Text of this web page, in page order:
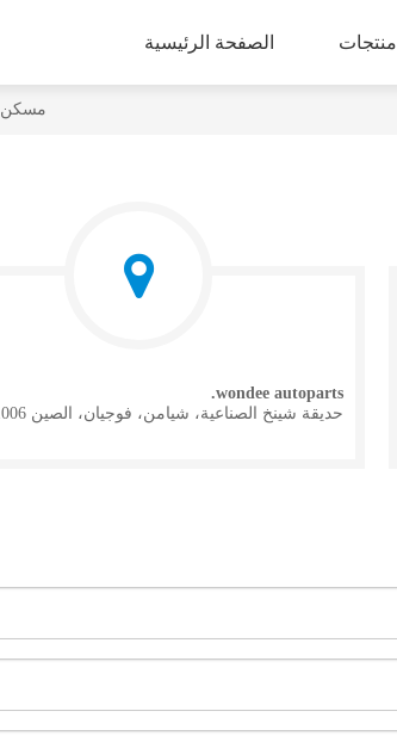
الصفحة الرئيسية منتجات
مسكن
wondee autoparts.
حديقة شينخ الصناعية، شيامن، فوجيان، الصين 361006